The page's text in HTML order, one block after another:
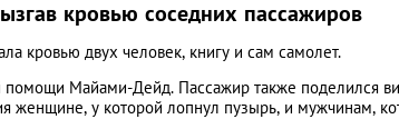
кровью соседних пассажиров
кровью двух человек, книгу и сам самолет.
помощи Майами-Дейд. Пассажир также поделился
женщине, у которой лопнул пузырь, и мужчинам,